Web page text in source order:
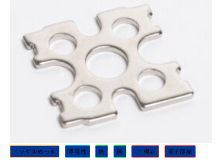
ニッケルめっき 導電性 鉄 銅 OA機器 電子部品